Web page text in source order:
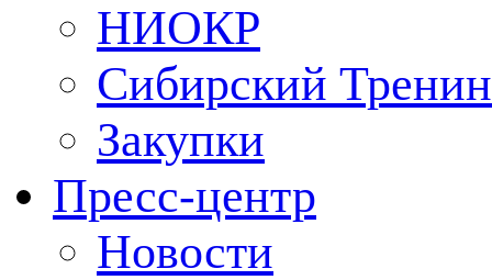
НИОКР
Сибирский
Закупки
Пресс-центр
Новости